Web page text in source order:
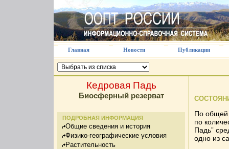
Главная Новости Публикации
Кедровая Падь
Биосферный резерват
ПОДРОБНАЯ ИНФОРМАЦИЯ
Общие сведения и история
Физико-географические условия
Растительность
По общей
по
Падь”
одно из